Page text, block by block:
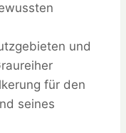
und
für den
seines